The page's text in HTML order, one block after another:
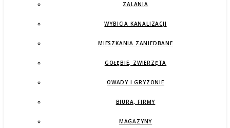
ZALANIA
WYBICIA KANALIZACJI
MIESZKANIA ZANIEDBANE
GOŁĘBIE, ZWIERZĘTA
OWADY I GRYZONIE
BIURA, FIRMY
MAGAZYNY